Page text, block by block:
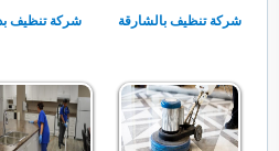
شركة تنظيف بالشارقة شركة تنظيف